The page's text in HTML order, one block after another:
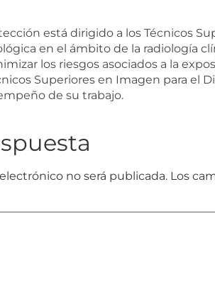
está dirigido a los Técnicos
en el ámbito de la radiología
los riesgos asociados a la
Superiores en Imagen para el
de su trabajo.
no será publicada. Los